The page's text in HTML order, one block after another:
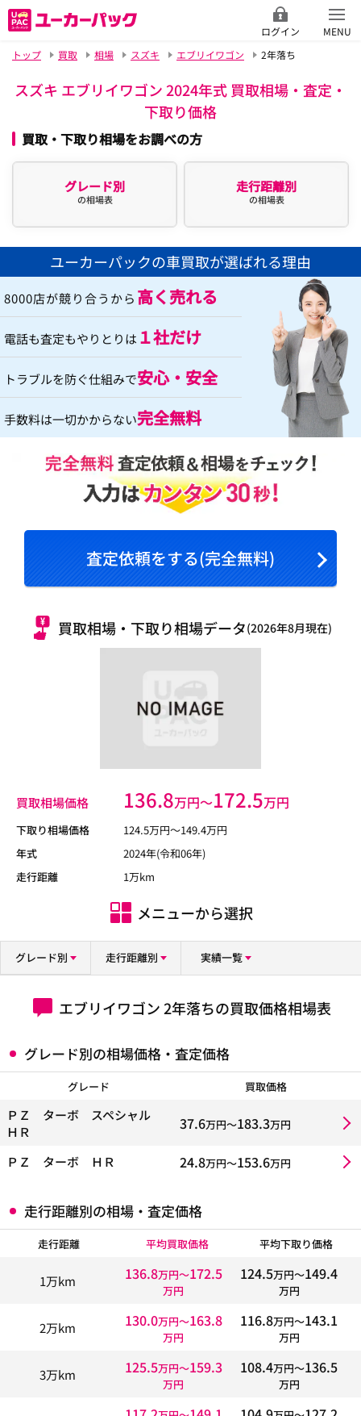
ログイン
MENU
トップ
買取 相場 スズキ エブリイワゴン 2年落ち
スズキ エブリイワゴン 2024年式 買取相場・査定・
下取り価格
買取・下取り相場をお調べの方
グレード別
の相場表
走行距離別
の相場表
ユーカーパックの車買取が選ばれる理由
8000店が競り合うから 高く売れる
電話も査定もやりとりは １社だけ
トラブルを防ぐ仕組みで安心・安全
手数料は一切かからない完全無料
査定依頼をする(完全無料)
買取相場・下取り相場データ(2026年8月現在)
買取相場価格 136.8万円〜172.5万円
下取り相場価格 124.5万円〜149.4万円
年式
2024年(令和06年)
走行距離
1万km
メニューから選択
グレード別 走行距離別 実績一覧
エブリイワゴン 2年落ちの買取価格相場表
グレード別の相場価格・査定価格
グレード 買取価格
ＰＺ ターボ スペシャル
ＨＲ
37.6万円〜183.3万円
ＰＺ ターボ ＨＲ 24.8万円〜153.6万円
走行距離別の相場・査定価格
走行距離 平均買取価格 平均下取り価格
1万km 136.8万円〜172.5
万円
124.5万円〜149.4
万円
2万km 130.0万円〜163.8
万円
116.8万円〜143.1
万円
3万km 125.5万円〜159.3
万円
108.4万円〜136.5
万円